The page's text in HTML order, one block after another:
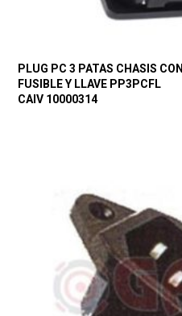
PLUG PC 3 PATAS CHASIS CON
FUSIBLE Y LLAVE PP3PCFL
CAIV 10000314